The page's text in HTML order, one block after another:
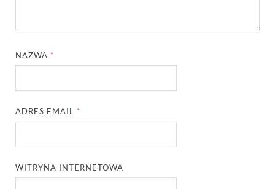
NAZWA *
ADRES EMAIL *
WITRYNA INTERNETOWA